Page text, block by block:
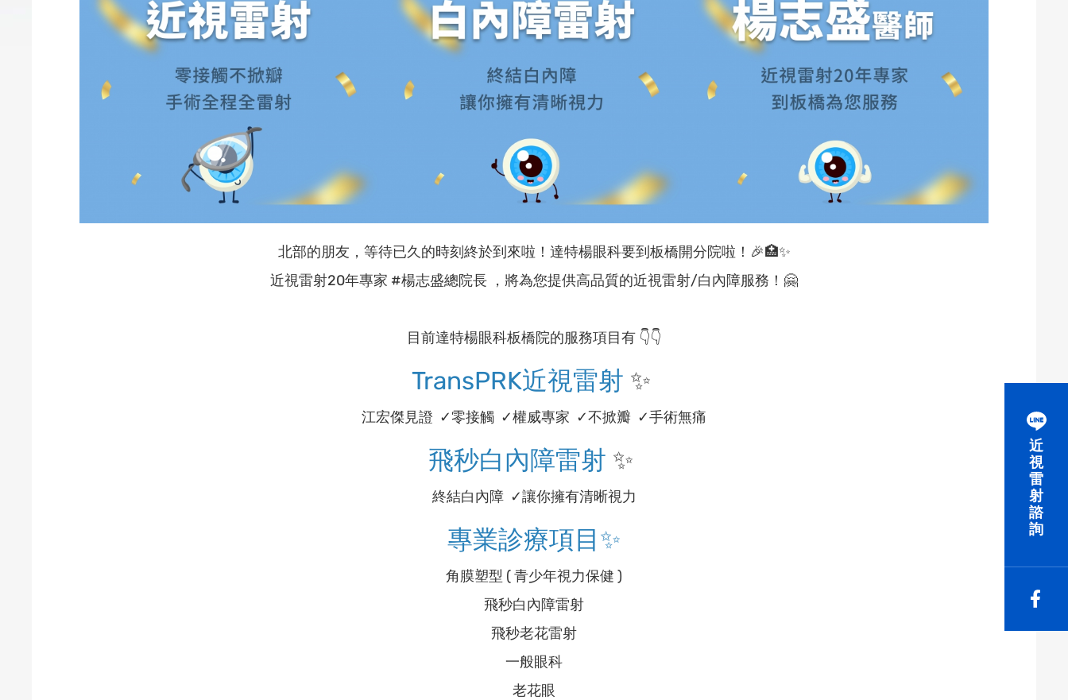
北部的朋友，等待已久的時刻終於到來啦！達特楊眼科要到板橋開分院啦！🎉🏥✨
近視雷射20年專家 #楊志盛總院長 ，將為您提供高品質的近視雷射/白內障服務！🤗
目前達特楊眼科板橋院的服務項目有 👇👇
TransPRK近視雷射 ✨
江宏傑見證 ✓零接觸 ✓權威專家 ✓不掀瓣 ✓手術無痛
飛秒白內障雷射 ✨
終結白內障 ✓讓你擁有清晰視力
專業診療項目✨
角膜塑型 ( 青少年視力保健 )
飛秒白內障雷射
飛秒老花雷射
一般眼科
老花眼
近
視
雷
射
諮
詢